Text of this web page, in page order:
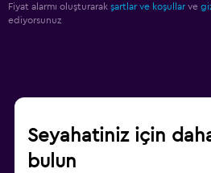
Fiyat alarmı oluşturarak şartlar ve koşullar ve
ediyorsunuz
Seyahatiniz için
bulun